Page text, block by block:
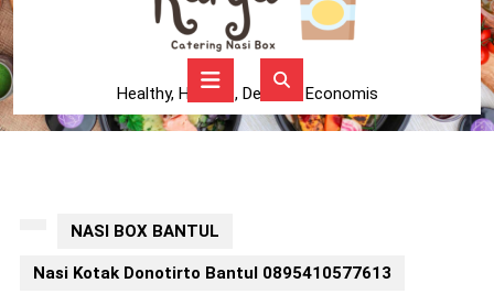
Healthy, Higienis, Delicius, Economis
Button
NASI BOX BANTUL
Nasi Kotak Donotirto Bantul 0895410577613